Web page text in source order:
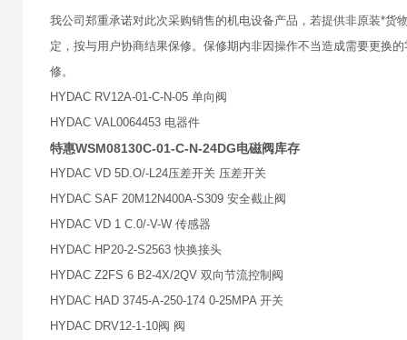
我公司郑重承诺对此次采购销售的机电设备产品，若提供非原装*
定，按与用户协商结果保修。保修期内非因操作不当造成需要更换
修。
HYDAC RV12A-01-C-N-05 单向阀
HYDAC VAL0064453 电器件
特惠WSM08130C-01-C-N-24DG电磁阀库存
HYDAC VD 5D.O/-L24压差开关 压差开关
HYDAC SAF 20M12N400A-S309 安全截止阀
HYDAC VD 1 C.0/-V-W 传感器
HYDAC HP20-2-S2563 快换接头
HYDAC Z2FS 6 B2-4X/2QV 双向节流控制阀
HYDAC HAD 3745-A-250-174 0-25MPA 开关
HYDAC DRV12-1-10阀 阀